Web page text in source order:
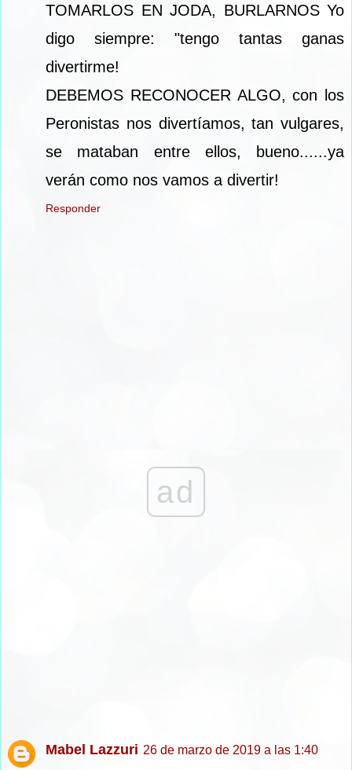
TOMARLOS EN JODA, BURLARNOS Yo
digo siempre: "tengo tantas ganas
divertirme!
DEBEMOS RECONOCER ALGO, con los
Peronistas nos divertíamos, tan vulgares,
se mataban entre ellos, bueno......ya
verán como nos vamos a divertir!
Responder
ad
Mabel Lazzuri 26 de marzo de 2019 a las 1:40